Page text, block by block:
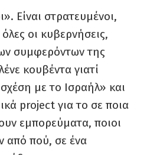
Είναι στρατευμένοι,
οι κυβερνήσεις,
συμφερόντων της
κουβέντα γιατί
με το Ισραήλ» και
project για το σε ποια
εμπορεύματα, ποιοι
από πού, σε ένα